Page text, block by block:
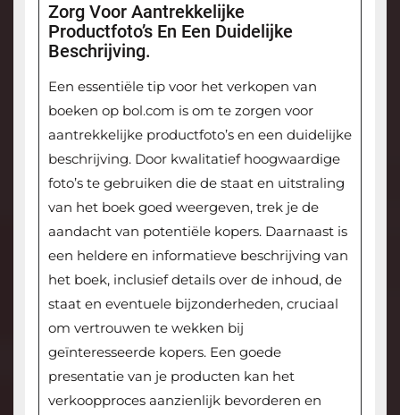
Zorg Voor Aantrekkelijke
Productfoto’s En Een Duidelijke
Beschrijving.
Een essentiële tip voor het verkopen van
boeken op bol.com is om te zorgen voor
aantrekkelijke productfoto’s en een duidelijke
beschrijving. Door kwalitatief hoogwaardige
foto’s te gebruiken die de staat en uitstraling
van het boek goed weergeven, trek je de
aandacht van potentiële kopers. Daarnaast is
een heldere en informatieve beschrijving van
het boek, inclusief details over de inhoud, de
staat en eventuele bijzonderheden, cruciaal
om vertrouwen te wekken bij
geïnteresseerde kopers. Een goede
presentatie van je producten kan het
verkoopproces aanzienlijk bevorderen en